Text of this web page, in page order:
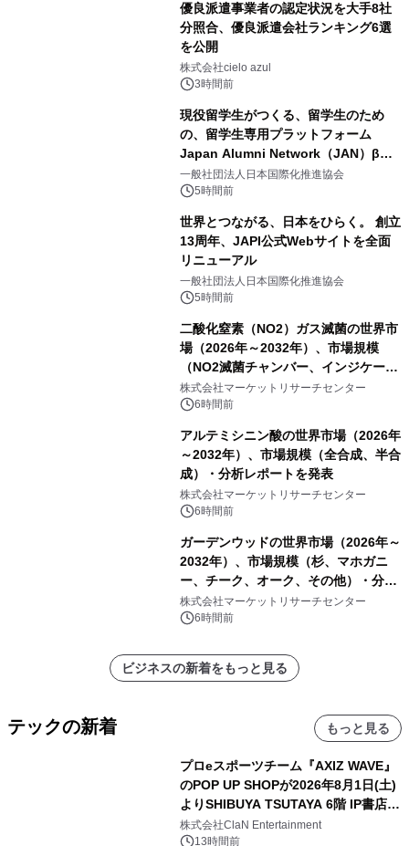
優良派遣事業者の認定状況を大手8社
分照合、優良派遣会社ランキング6選
を公開
株式会社cielo azul
3時間前
現役留学生がつくる、留学生のため
の、留学生専用プラットフォーム
Japan Alumni Network（JAN）β版
をリリース
一般社団法人日本国際化推進協会
5時間前
世界とつながる、日本をひらく。 創立
13周年、JAPI公式Webサイトを全面
リニューアル
一般社団法人日本国際化推進協会
5時間前
二酸化窒素（NO2）ガス滅菌の世界市
場（2026年～2032年）、市場規模
（NO2滅菌チャンバー、インジケータ
ーおよびモニタリングシステム、その
他）・分析レポートを発表
株式会社マーケットリサーチセンター
6時間前
アルテミシニン酸の世界市場（2026年
～2032年）、市場規模（全合成、半合
成）・分析レポートを発表
株式会社マーケットリサーチセンター
6時間前
ガーデンウッドの世界市場（2026年～
2032年）、市場規模（杉、マホガニ
ー、チーク、オーク、その他）・分析
レポートを発表
株式会社マーケットリサーチセンター
6時間前
ビジネスの新着をもっと見る
テックの新着 もっと見る
プロeスポーツチーム『AXIZ WAVE』
のPOP UP SHOPが2026年8月1日(土)
よりSHIBUYA TSUTAYA 6階 IP書店で
開催決定！！
株式会社ClaN Entertainment
13時間前